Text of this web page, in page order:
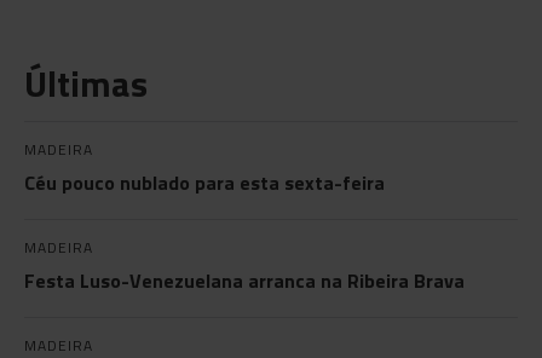
Últimas
MADEIRA
Céu pouco nublado para esta sexta-feira
MADEIRA
Festa Luso-Venezuelana arranca na Ribeira Brava
MADEIRA